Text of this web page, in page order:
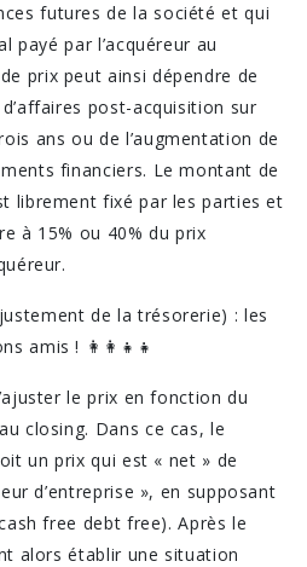
futures de la société et qui
payé par l’acquéreur au
prix peut ainsi dépendre de
post-acquisition sur
ans ou de l’augmentation de
financiers. Le montant de
librement fixé par les parties et
à 15% ou 40% du prix
de la trésorerie) : les
amis ! 👩‍👩‍👧‍👧
le prix en fonction du
closing. Dans ce cas, le
un prix qui est « net » de
d’entreprise », en supposant
free debt free). Après le
alors établir une situation